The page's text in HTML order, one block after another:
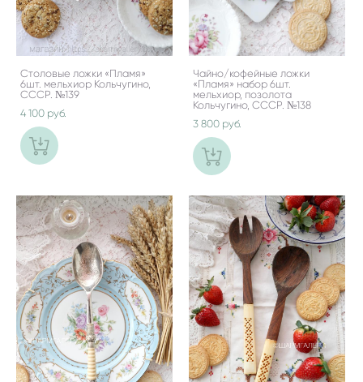
Столовые ложки «Пламя»
6шт. мельхиор Кольчугино,
СССР. №139
4 100 pуб.
Чайно/кофейные ложки
«Пламя» набор 6шт.
мельхиор, позолота
Кольчугино, СССР. №138
3 800 pуб.